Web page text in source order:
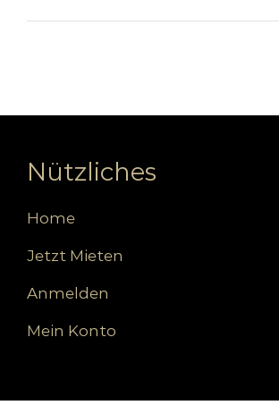
Nützliches
Home
Jetzt Mieten
Anmelden
Mein Konto